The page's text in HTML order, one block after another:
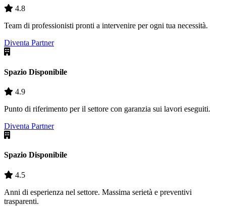
4.8
Team di professionisti pronti a intervenire per ogni tua necessità.
Diventa Partner
Spazio Disponibile
4.9
Punto di riferimento per il settore con garanzia sui lavori eseguiti.
Diventa Partner
Spazio Disponibile
4.5
Anni di esperienza nel settore. Massima serietà e preventivi
trasparenti.